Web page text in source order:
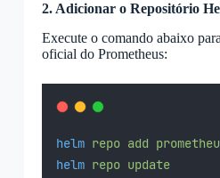
2. Adicionar o Repositório
Execute o comando abaixo
oficial do Prometheus:
helm repo add
helm repo update